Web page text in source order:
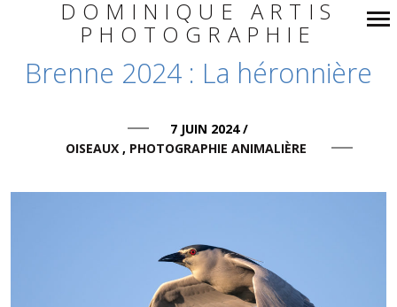
Navigation
principale
DOMINIQUE ARTIS
PHOTOGRAPHIE
Brenne 2024 : La héronnière
7 JUIN 2024/
OISEAUX
PHOTOGRAPHIE ANIMALIÈRE